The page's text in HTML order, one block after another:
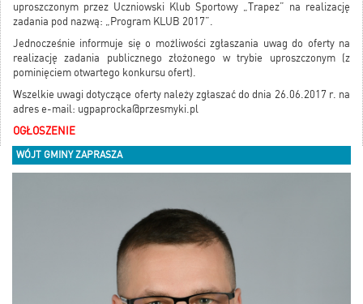
uproszczonym przez Uczniowski Klub Sportowy „Trapez” na realizację
zadania pod nazwą: „Program KLUB 2017”.
Jednocześnie informuje się o możliwości zgłaszania uwag do oferty na
realizację zadania publicznego złożonego w trybie uproszczonym (z
pominięciem otwartego konkursu ofert).
Wszelkie uwagi dotyczące oferty należy zgłaszać do dnia 26.06.2017 r. na
adres e-mail: ugpaprocka@przesmyki.pl
OGŁOSZENIE
WÓJT GMINY ZAPRASZA